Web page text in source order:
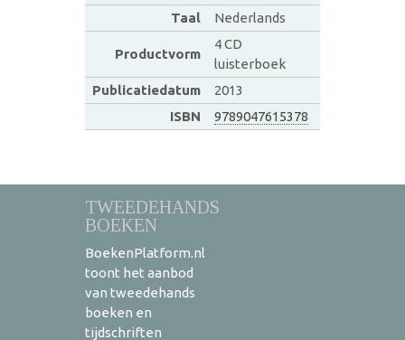
Taal
Nederlands
Productvorm
4 CD
luisterboek
Publicatiedatum
2013
ISBN
9789047615378
TWEEDEHANDS
BOEKEN
BoekenPlatform.nl
toont het aanbod
van tweedehands
boeken en
tijdschriften